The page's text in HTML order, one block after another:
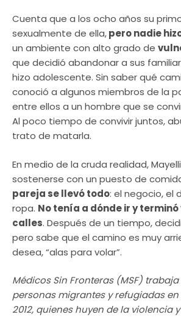
Cuenta que a los ocho años su
sexualmente de ella,pero nadie
un ambiente con alto grado de
que decidió abandonar a sus
hizo adolescente. Sin saber qué
conoció a algunos miembros de la
entre ellos a un hombre que se
Al poco tiempo de convivir juntos,
trato de matarla.
En medio de la cruda realidad,
sostenerse con un puesto de
pareja se llevó todo: el negocio, el
ropa. No tenía a dónde ir y
calles. Después de un tiempo,
pero sabe que el camino es muy
desea, “alas para volar”.
Médicos Sin Fronteras (MSF)
personas migrantes y refugiadas en
2012, quienes huyen de la violencia